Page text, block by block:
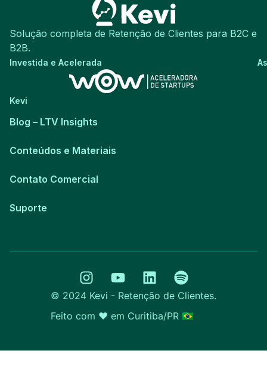
Solução completa de Retenção de Clientes para B2C e
B2B.
Investida e Acelerada
Kevi
Blog – LTV Insights​
Conteúdos e Materiais
Contato Comercial
Suporte
© 2024 Kevi - Retenção de Clientes.
Feito com ❤️ em Curitiba/PR 🇧🇷